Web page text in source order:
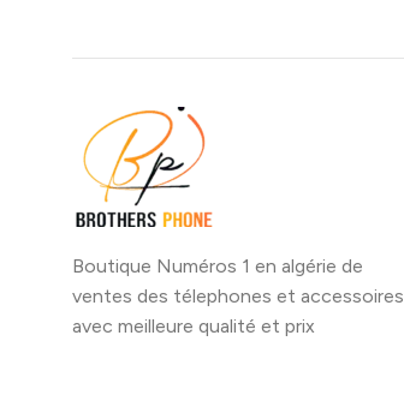
Boutique Numéros 1 en algérie de
ventes des télephones et accessoires
avec meilleure qualité et prix